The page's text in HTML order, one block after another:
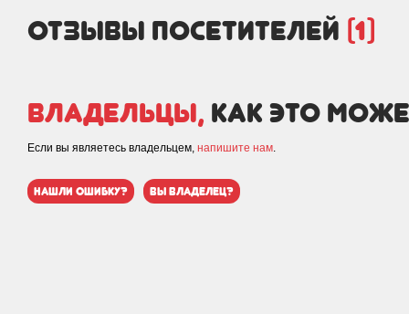
отзывы посетителей (1)
Владельцы, как это
Если вы являетесь владельцем, напишите нам.
нашли ошибку? вы владелец?